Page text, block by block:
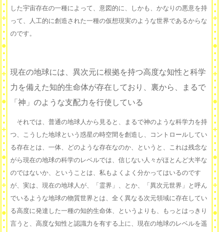
した宇宙存在の一種によって、意図的に、しかも、かなりの悪意を持
って、人工的に創造された一種の仮想現実のような世界であるからな
のです。
現在の地球には、異次元に根拠を持つ高度な知性と科学
力を備えた知的生命体が存在しており、裏から、まるで
「神」のような支配力を行使している
それでは、普通の地球人から見ると、まるで神のような科学力を持
つ、こうした地球という惑星の時空間を創造し、コントロールしてい
る存在とは、一体、どのような存在なのか、というと、これは残念な
がら現在の地球の科学のレベルでは、信じない人々がほとんど大半な
のではないか、ということは、私もよくよく分かってはいるのです
が、実は、現在の地球人が、「霊界」、とか、「異次元世界」と呼ん
でいるような地球の物質世界とは、全く異なる次元領域に存在してい
る高度に発達した一種の知的生命体、というよりも、もっとはっきり
言うと、高度な知性と認識力を有する上に、現在の地球のレベルを遥